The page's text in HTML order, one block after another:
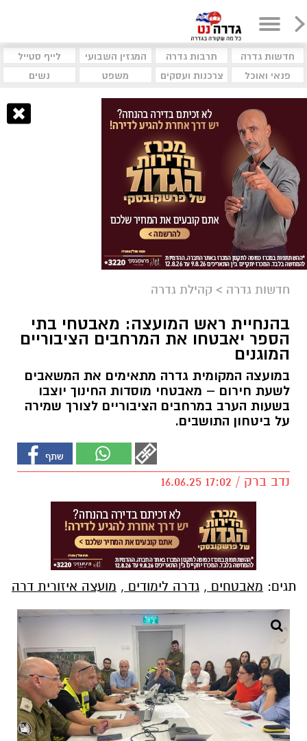
חדשות גדרה תרבות גדרה המגזין השבועי
לייף סטייל
פנאי ואוכל
צרכנות ועסקים משפט נשים
חדשות גדרה > קהילת גדרה
בהנחיית ראש המועצה: מאבטחי בתי
הספר יאבטחו את המרחבים הציבוריים
המוגנים
במועצה המקומית גדרה מתאימים את המשאבים
לשעת חירום – מאבטחי מוסדות החינוך יוצבו
בשעות הערב במרחבים הציבוריים לצורך שמירה
על ביטחון התושבים.
נדב ברק / 17:02 16.06.25
תגים: מאבטחים , גדרה לימודים , מועצה איזורית דרה